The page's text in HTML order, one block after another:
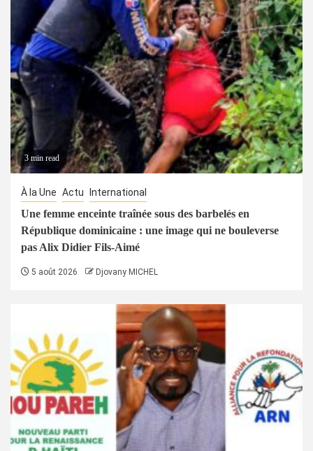
3 min read
À la Une Actu International
Une femme enceinte traînée sous des barbelés en
République dominicaine : une image qui ne bouleverse
pas Alix Didier Fils-Aimé
5 août 2026 Djovany MICHEL